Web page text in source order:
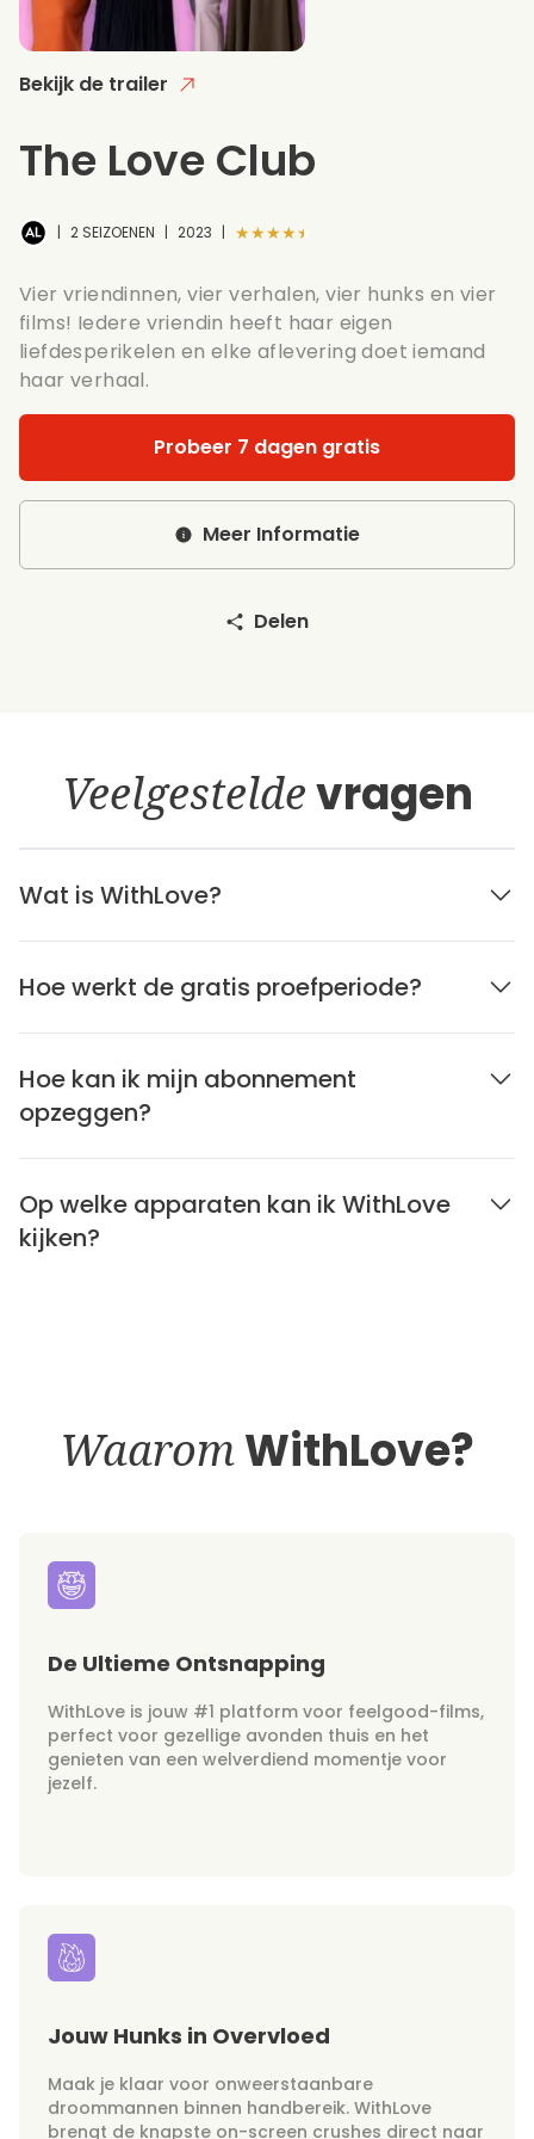
Bekijk de trailer
The Love Club
| 2 SEIZOENEN | 2023 | ★★★★★
Vier vriendinnen, vier verhalen, vier hunks en vier
films! Iedere vriendin heeft haar eigen
liefdesperikelen en elke aflevering doet iemand
haar verhaal.
Probeer 7 dagen gratis
Meer Informatie
Delen
Veelgesteldevragen
Wat is WithLove?
Hoe werkt de gratis proefperiode?
Hoe kan ik mijn abonnement
opzeggen?
Op welke apparaten kan ik WithLove
kijken?
WaaromWithLove?
De Ultieme Ontsnapping
WithLove is jouw #1 platform voor feelgood-films,
perfect voor gezellige avonden thuis en het
genieten van een welverdiend momentje voor
jezelf.
Jouw Hunks in Overvloed
Maak je klaar voor onweerstaanbare
droommannen binnen handbereik. WithLove
brengt de knapste on-screen crushes direct naar